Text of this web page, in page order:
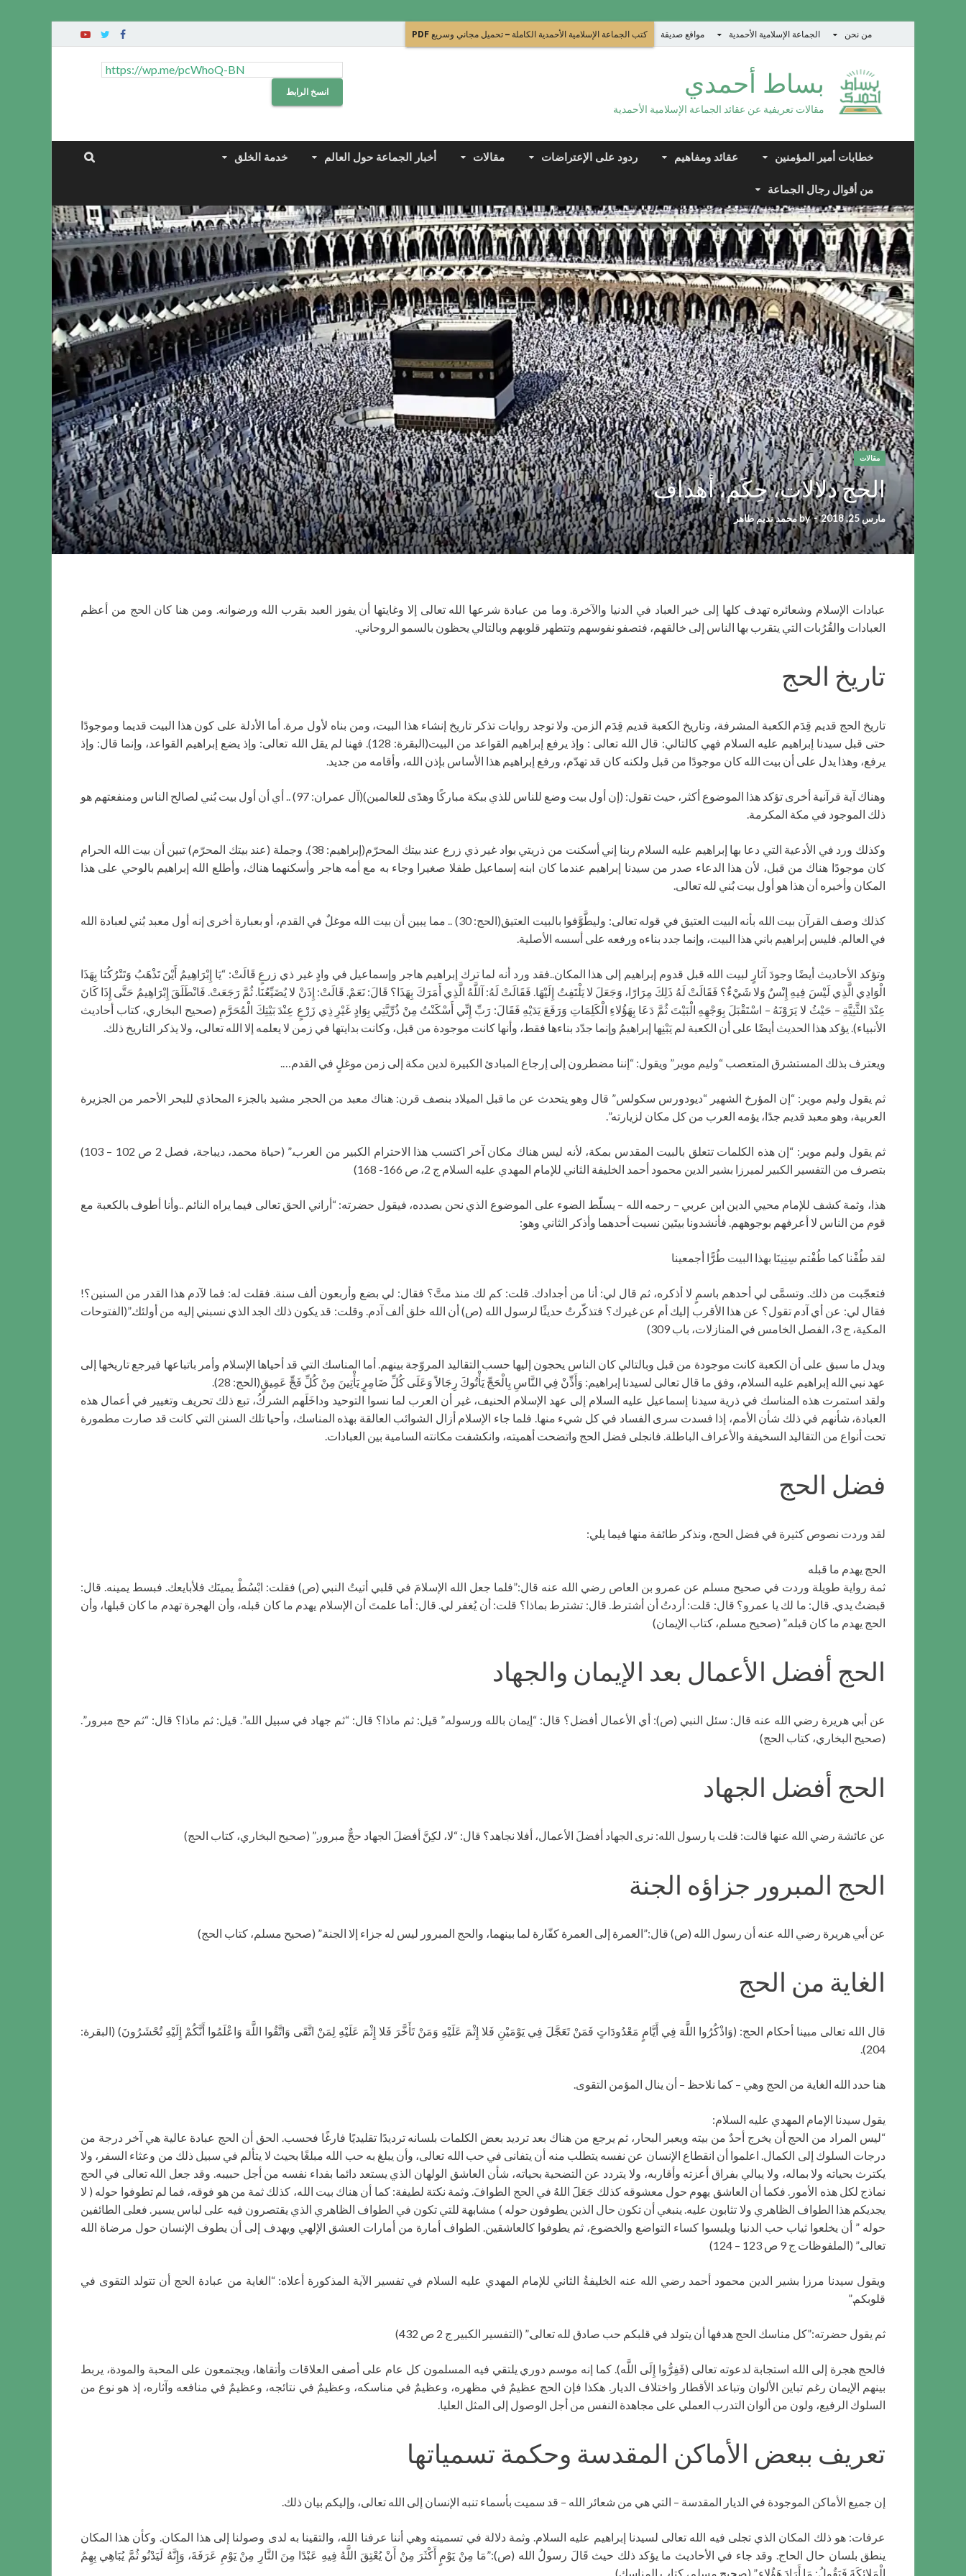
من نحن الجماعة الإسلامية الأحمدية مواقع صديقة كتب الجماعة الإسلامية الأحمدية الكاملة – تحميل مجاني وسريع PDF
بساط أحمدي
مقالات تعريفية عن عقائد الجماعة الإسلامية الأحمدية
انسخ الرابط
خطابات أمير المؤمنين عقائد ومفاهيم ردود على الإعتراضات مقالات أخبار الجماعة حول العالم خدمة الخلق
من أقوال رجال الجماعة
مقالات
الحج دلالات، حِكَم، أهداف
مارس 25, 2018 -
byمحمد نديم طاهر
عبادات الإسلام وشعائره تهدف كلها إلى خير العباد في الدنيا والآخرة. وما من عبادة شرعها الله تعالى إلا وغايتها أن يفوز العبد بقرب الله ورضوانه. ومن هنا كان الحج من أعظم
العبادات والقُرُبات التي يتقرب بها الناس إلى خالقهم، فتصفو نفوسهم وتتطهر قلوبهم وبالتالي يحظون بالسمو الروحاني.
تاريخ الحج
تاريخ الحج قديم قِدَم الكعبة المشرفة، وتاريخ الكعبة قديم قِدَم الزمن. ولا توجد روايات تذكر تاريخ إنشاء هذا البيت، ومن بناه لأول مرة. أما الأدلة على كون هذا البيت قديما وموجودًا
حتى قبل سيدنا إبراهيم عليه السلام فهي كالتالي: قال الله تعالى : وإذ يرفع إبراهيم القواعد من البيت(البقرة: 128). فهنا لم يقل الله تعالى: وإذ يضع إبراهيم القواعد، وإنما قال: وإذ
يرفع، وهذا يدل على أن بيت الله كان موجودًا من قبل ولكنه كان قد تهدّم، ورفع إبراهيم هذا الأساس بإذن الله، وأقامه من جديد.
وهناك آية قرآنية أخرى تؤكد هذا الموضوع أكثر، حيث تقول: (إن أول بيت وضع للناس للذي ببكة مباركًا وهدًى للعالمين)(آل عمران: 97) .. أي أن أول بيت بُني لصالح الناس ومنفعتهم هو
ذلك الموجود في مكة المكرمة.
وكذلك ورد في الأدعية التي دعا بها إبراهيم عليه السلام ربنا إني أسكنت من ذريتي بواد غير ذي زرع عند بيتك المحرّم(إبراهيم: 38). وجملة (عند بيتك المحرّم) تبين أن بيت الله الحرام
كان موجودًا هناك من قبل، لأن هذا الدعاء صدر من سيدنا إبراهيم عندما كان ابنه إسماعيل طفلا صغيرا وجاء به مع أمه هاجر وأسكنهما هناك، وأطلع الله إبراهيم بالوحي على هذا
المكان وأخبره أن هذا هو أول بيت بُني لله تعالى.
كذلك وصف القرآن بيت الله بأنه البيت العتيق في قوله تعالى: وليطَّوَّفوا بالبيت العتيق(الحج: 30) .. مما يبين أن بيت الله موغلٌ في القدم، أو بعبارة أخرى إنه أول معبد بُني لعبادة الله
في العالم. فليس إبراهيم باني هذا البيت، وإنما جدد بناءه ورفعه على أسسه الأصلية.
وتؤكد الأحاديث أيضًا وجودَ آثارٍ لبيت الله قبل قدوم إبراهيم إلى هذا المكان..فقد ورد أنه لما ترك إبراهيم هاجر وإسماعيل في وادٍ غير ذي زرعٍ قَالَتْ: “يَا إِبْرَاهِيمُ أَيْنَ تَذْهَبُ وَتَتْرُكُنَا بِهَذَا
الْوَادِي الَّذِي لَيْسَ فِيهِ إِنْسٌ وَلا شَيْءٌ؟ فَقَالَتْ لَهُ ذَلِكَ مِرَارًا، وَجَعَلَ لا يَلْتَفِتُ إِلَيْهَا. فَقَالَتْ لَهُ: آللَّهُ الَّذِي أَمَرَكَ بِهَذَا؟ قَالَ: نَعَمْ. قَالَتْ: إِذَنْ لا يُضَيِّعُنَا. ثُمَّ رَجَعَتْ. فَانْطَلَقَ إِبْرَاهِيمُ حَتَّى إِذَا كَانَ
عِنْدَ الثَّنِيَّةِ – حَيْثُ لا يَرَوْنَهُ – اسْتَقْبَلَ بِوَجْهِهِ الْبَيْتَ ثُمَّ دَعَا بِهَؤُلاءِ الْكَلِمَاتِ وَرَفَعَ يَدَيْهِ فَقَالَ: رَبِّ إِنِّي أَسْكَنْتُ مِنْ ذُرِّيَّتِي بِوَادٍ غَيْرِ ذِي زَرْعٍ عِنْدَ بَيْتِكَ الْمُحَرَّمِ (صحيح البخاري، كتاب أحاديث
الأنبياء). يؤكد هذا الحديث أيضًا على أن الكعبة لم يَبْنِها إبراهيمُ وإنما جدّد بناءها فقط، وأنها كانت موجودة من قبل، وكانت بدايتها في زمن لا يعلمه إلا الله تعالى، ولا يذكر التاريخ ذلك.
ويعترف بذلك المستشرق المتعصب “وليم موير” ويقول: “إننا مضطرون إلى إرجاع المبادئ الكبيرة لدين مكة إلى زمن موغلٍ في القدم….
ثم يقول وليم موير: “إن المؤرخ الشهير “ديودورس سكولس” قال وهو يتحدث عن ما قبل الميلاد بنصف قرن: هناك معبد من الحجر مشيد بالجزء المحاذي للبحر الأحمر من الجزيرة
العربية، وهو معبد قديم جدًا، يؤمه العرب من كل مكان لزيارته”.
ثم يقول وليم موير: “إن هذه الكلمات تتعلق بالبيت المقدس بمكة، لأنه ليس هناك مكان آخر اكتسب هذا الاحترام الكبير من العرب.” (حياة محمد، ديباجة، فصل 2 ص 102 – 103)
بتصرف من التفسير الكبير لميرزا بشير الدين محمود أحمد الخليفة الثاني للإمام المهدي عليه السلام ج 2، ص 166- 168)
هذا، وثمة كشف للإمام محيي الدين ابن عربي – رحمه الله – يسلّط الضوء على الموضوع الذي نحن بصدده، فيقول حضرته: “أراني الحق تعالى فيما يراه النائم ..وأنا أطوف بالكعبة مع
قوم من الناس لا أعرفهم بوجوههم. فأنشدونا بيتَين نسيت أحدهما وأذكر الثاني وهو:
لقد طُفْنا كما طُفْتم سِنِينَا بهذا البيت طُرًّا أجمعينا
فتعجّبت من ذلك. وتسمَّى لي أحدهم باسمٍ لا أذكره، ثم قال لي: أنا من أجدادك. قلت: كم لك منذ متَّ؟ فقال: لي بضع وأربعون ألف سنة. فقلت له: فما لآدم هذا القدر من السنين؟!
فقال لي: عن أي آدم تقول؟ عن هذا الأقرب إليك أم عن غيرك؟ فتذكّرتُ حديثًا لرسول الله (ص) أن الله خلق ألف آدم. وقلت: قد يكون ذلك الجد الذي نسبني إليه من أولئك.”(الفتوحات
المكية، ج 3، الفصل الخامس في المنازلات، باب 309)
ويدل ما سبق على أن الكعبة كانت موجودة من قبل وبالتالي كان الناس يحجون إليها حسب التقاليد المروّجة بينهم. أما المناسك التي قد أحياها الإسلام وأمر باتباعها فيرجع تاريخها إلى
عهد نبي الله إبراهيم عليه السلام، وفق ما قال تعالى لسيدنا إبراهيم: وَأَذِّنْ فِي النَّاسِ بِالْحَجِّ يَأْتُوكَ رِجَالاً وَعَلَى كُلِّ ضَامِرٍ يَأْتِينَ مِنْ كُلِّ فَجٍّ عَمِيقٍ(الحج: 28).
ولقد استمرت هذه المناسك في ذرية سيدنا إسماعيل عليه السلام إلى عهد الإسلام الحنيف، غير أن العرب لما نسوا التوحيد وداخَلَهم الشركُ، تبع ذلك تحريف وتغيير في أعمال هذه
العبادة، شأنهم في ذلك شأن الأمم، إذا فسدت سرى الفساد في كل شيء منها. فلما جاء الإسلام أزال الشوائب العالقة بهذه المناسك، وأحيا تلك السنن التي كانت قد صارت مطمورة
تحت أنواع من التقاليد السخيفة والأعراف الباطلة. فانجلى فضل الحج واتضحت أهميته، وانكشفت مكانته السامية بين العبادات.
فضل الحج
لقد وردت نصوص كثيرة في فضل الحج، ونذكر طائفة منها فيما يلي:
الحج يهدم ما قبله
ثمة رواية طويلة وردت في صحيح مسلم عن عمرو بن العاص رضي الله عنه قال:”فلما جعل الله الإسلامَ في قلبي أتيتُ النبي (ص) فقلت: ابْسُطْ يمينَك فلأبايعك. فبسط يمينه. قال:
قبضتُ يدي. قال: ما لك يا عمرو؟ قال: قلت: أردتُ أن أشترط. قال: تشترط بماذا؟ قلت: أن يُغفر لي. قال: أما علمتَ أن الإسلام يهدم ما كان قبله، وأن الهجرة تهدم ما كان قبلها، وأن
الحج يهدم ما كان قبله.” (صحيح مسلم، كتاب الإيمان)
الحج أفضل الأعمال بعد الإيمان والجهاد
عن أبي هريرة رضي الله عنه قال: سئل النبي (ص): أي الأعمال أفضل؟ قال: “إيمان بالله ورسوله.” قيل: ثم ماذا؟ قال: “ثم جهاد في سبيل الله”. قيل: ثم ماذا؟ قال: “ثم حج مبرور”.
(صحيح البخاري، كتاب الحج)
الحج أفضل الجهاد
عن عائشة رضي الله عنها قالت: قلت يا رسول الله: نرى الجهاد أفضلَ الأعمال، أفلا نجاهد؟ قال: “لا، لكِنَّ أفضلَ الجهاد حجٌّ مبرور.” (صحيح البخاري، كتاب الحج)
الحج المبرور جزاؤه الجنة
عن أبي هريرة رضي الله عنه أن رسول الله (ص) قال:”العمرة إلى العمرة كفّارة لما بينهما، والحج المبرور ليس له جزاء إلا الجنة.” (صحيح مسلم، كتاب الحج)
الغاية من الحج
قال الله تعالى مبينا أحكام الحج: (وَاذْكُرُوا اللَّهَ فِي أَيَّامٍ مَعْدُودَاتٍ فَمَنْ تَعَجَّلَ فِي يَوْمَيْنِ فَلا إِثْمَ عَلَيْهِ وَمَنْ تَأَخَّرَ فَلا إِثْمَ عَلَيْهِ لِمَنْ اتَّقَى وَاتَّقُوا اللَّهَ وَاعْلَمُوا أَنَّكُمْ إِلَيْهِ تُحْشَرُونَ) (البقرة:
204).
هنا حدد الله الغاية من الحج وهي – كما نلاحظ – أن ينال المؤمن التقوى.
يقول سيدنا الإمام المهدي عليه السلام:
“ليس المراد من الحج أن يخرج أحدٌ من بيته ويعبر البحار، ثم يرجع من هناك بعد ترديد بعض الكلمات بلسانه ترديدًا تقليديًا فارغًا فحسب. الحق أن الحج عبادة عالية هي آخر درجة من
درجات السلوك إلى الكمال. اعلموا أن انقطاع الإنسان عن نفسه يتطلب منه أن يتفانى في حب الله تعالى، وأن يبلغ به حب الله مبلغًا بحيث لا يتألم في سبيل ذلك من وعثاء السفر، ولا
يكترث بحياته ولا بماله، ولا يبالي بفراق أعزته وأقاربه، ولا يتردد عن التضحية بحياته، شأن العاشق الولهان الذي يستعد دائما بفداء نفسه من أجل حبيبه. وقد جعل الله تعالى في الحج
نماذج لكل هذه الأمور. فكما أن العاشق يهوم حول معشوقه كذلك جَعَلََ اللهُ في الحج الطوافَ. وثمة نكتة لطيفة: كما أن هناك بيت الله، كذلك ثمة من هو فوقه، فما لم تطوفوا حوله ( لا
يجديكم هذا الطواف الظاهري ولا تثابون عليه. ينبغي أن تكون حال الذين يطوفون حوله ) مشابهة للتي تكون في الطواف الظاهري الذي يقتصرون فيه على لباس يسير. فعلى الطائفين
حوله ” أن يخلعوا ثياب حب الدنيا ويلبسوا كساء التواضع والخضوع، ثم يطوفوا كالعاشقين. الطواف أمارة من أمارات العشق الإلهي ويهدف إلى أن يطوف الإنسان حول مرضاة الله
تعالى.” (الملفوظات ج 9 ص 123 – 124)
ويقول سيدنا مرزا بشير الدين محمود أحمد رضي الله عنه الخليفةُ الثاني للإمام المهدي عليه السلام في تفسير الآية المذكورة أعلاه: “الغاية من عبادة الحج أن تتولد التقوى في
قلوبكم.”
ثم يقول حضرته:”كل مناسك الحج هدفها أن يتولد في قلبكم حب صادق لله تعالى.” (التفسير الكبير ج 2 ص 432)
فالحج هجرة إلى الله استجابة لدعوته تعالى (فَفِرُّوا إِلَى اللَّه). كما إنه موسم دوري يلتقي فيه المسلمون كل عام على أصفى العلاقات وأتقاها، ويجتمعون على المحبة والمودة، يربط
بينهم الإيمان رغم تباين الألوان وتباعد الأقطار واختلاف الديار. هكذا فإن الحج عظيمٌ في مظهره، وعظيمٌ في مناسكه، وعظيمٌ في نتائجه، وعظيمٌ في منافعه وآثاره، إذ هو نوع من
السلوك الرفيع، ولون من ألوان التدرب العملي على مجاهدة النفس من أجل الوصول إلى المثل العليا.
تعريف ببعض الأماكن المقدسة وحكمة تسمياتها
إن جميع الأماكن الموجودة في الديار المقدسة – التي هي من شعائر الله – قد سميت بأسماء تنبه الإنسان إلى الله تعالى، وإليكم بيان ذلك.
عرفات: هو ذلك المكان الذي تجلى فيه الله تعالى لسيدنا إبراهيم عليه السلام. وثمة دلالة في تسميته وهي أننا عرفنا الله، والتقينا به لدى وصولنا إلى هذا المكان. وكأن هذا المكان
ينطق بلسان حال الحاج. وقد جاء في الأحاديث ما يؤكد ذلك حيث قَالَ رسولُ الله (ص):”مَا مِنْ يَوْمٍ أَكْثَرَ مِنْ أَنْ يُعْتِقَ اللَّهُ فِيهِ عَبْدًا مِنَ النَّارِ مِنْ يَوْمِ عَرَفَةَ، وَإِنَّهُ لَيَدْنُو ثُمَّ يُبَاهِي بِهِمُ
الْمَلائِكَةَ فَيَقُولُ: مَا أَرَادَ هَؤُلاء.” (صحيح مسلم، كتاب المناسك)